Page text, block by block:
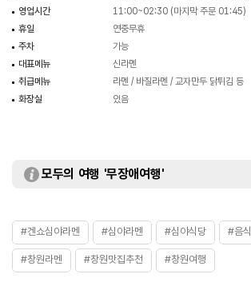
영업시간
11:00~02:30 (마지막 주문 01:45)
휴일
연중무휴
주차
가능
대표메뉴
신라멘
취급메뉴
라멘 / 바질라멘 / 교자만두 닭튀김 등
화장실
있음
모두의 여행 '무장애여행'
#겐쇼심야라멘 #심야라멘 #심야식당 #음식
#창원라멘 #창원맛집추천 #창원여행